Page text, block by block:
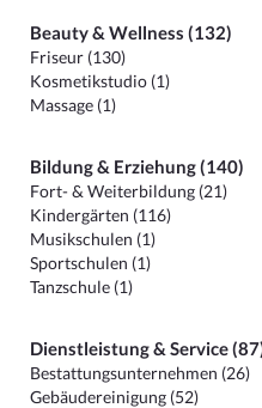
Beauty & Wellness (132)
Friseur (130)
Kosmetikstudio (1)
Massage (1)
Bildung & Erziehung (140)
Fort- & Weiterbildung (21)
Kindergärten (116)
Musikschulen (1)
Sportschulen (1)
Tanzschule (1)
Dienstleistung & Service
Bestattungsunternehmen (26)
Gebäudereinigung (52)